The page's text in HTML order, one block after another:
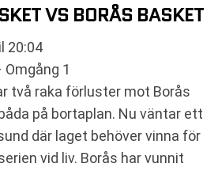
VS BORÅS BASKET
20:04
1
två raka förluster mot Borås
på bortaplan. Nu väntar ett
där laget behöver vinna för
vid liv. Borås har vunnit